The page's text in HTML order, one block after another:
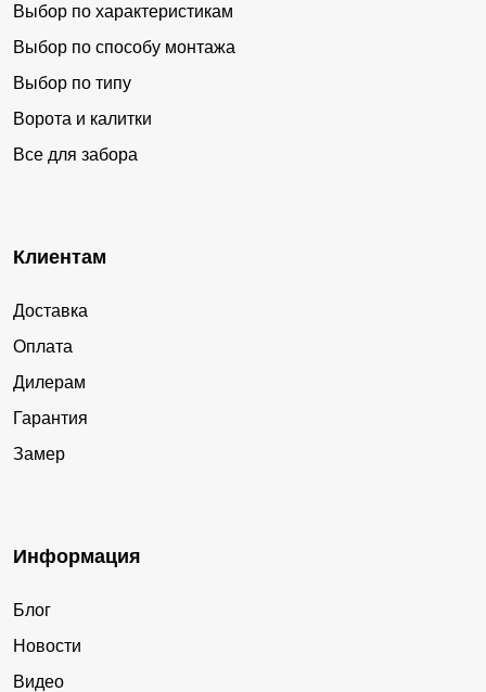
Выбор по характеристикам
Выбор по способу монтажа
Выбор по типу
Ворота и калитки
Все для забора
Клиентам
Доставка
Оплата
Дилерам
Гарантия
Замер
Информация
Блог
Новости
Видео